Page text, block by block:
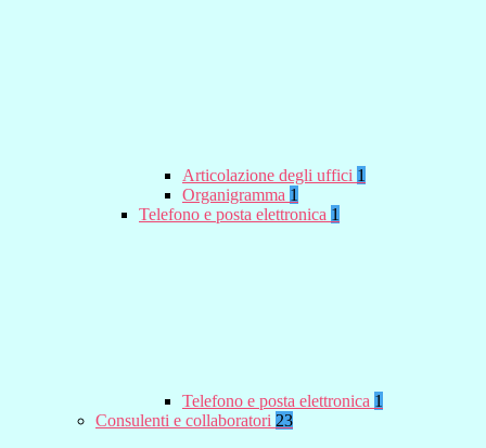
Articolazione degli uffici 1
Organigramma 1
Telefono e posta elettronica 1
Telefono e posta elettronica 1
Consulenti e collaboratori 23